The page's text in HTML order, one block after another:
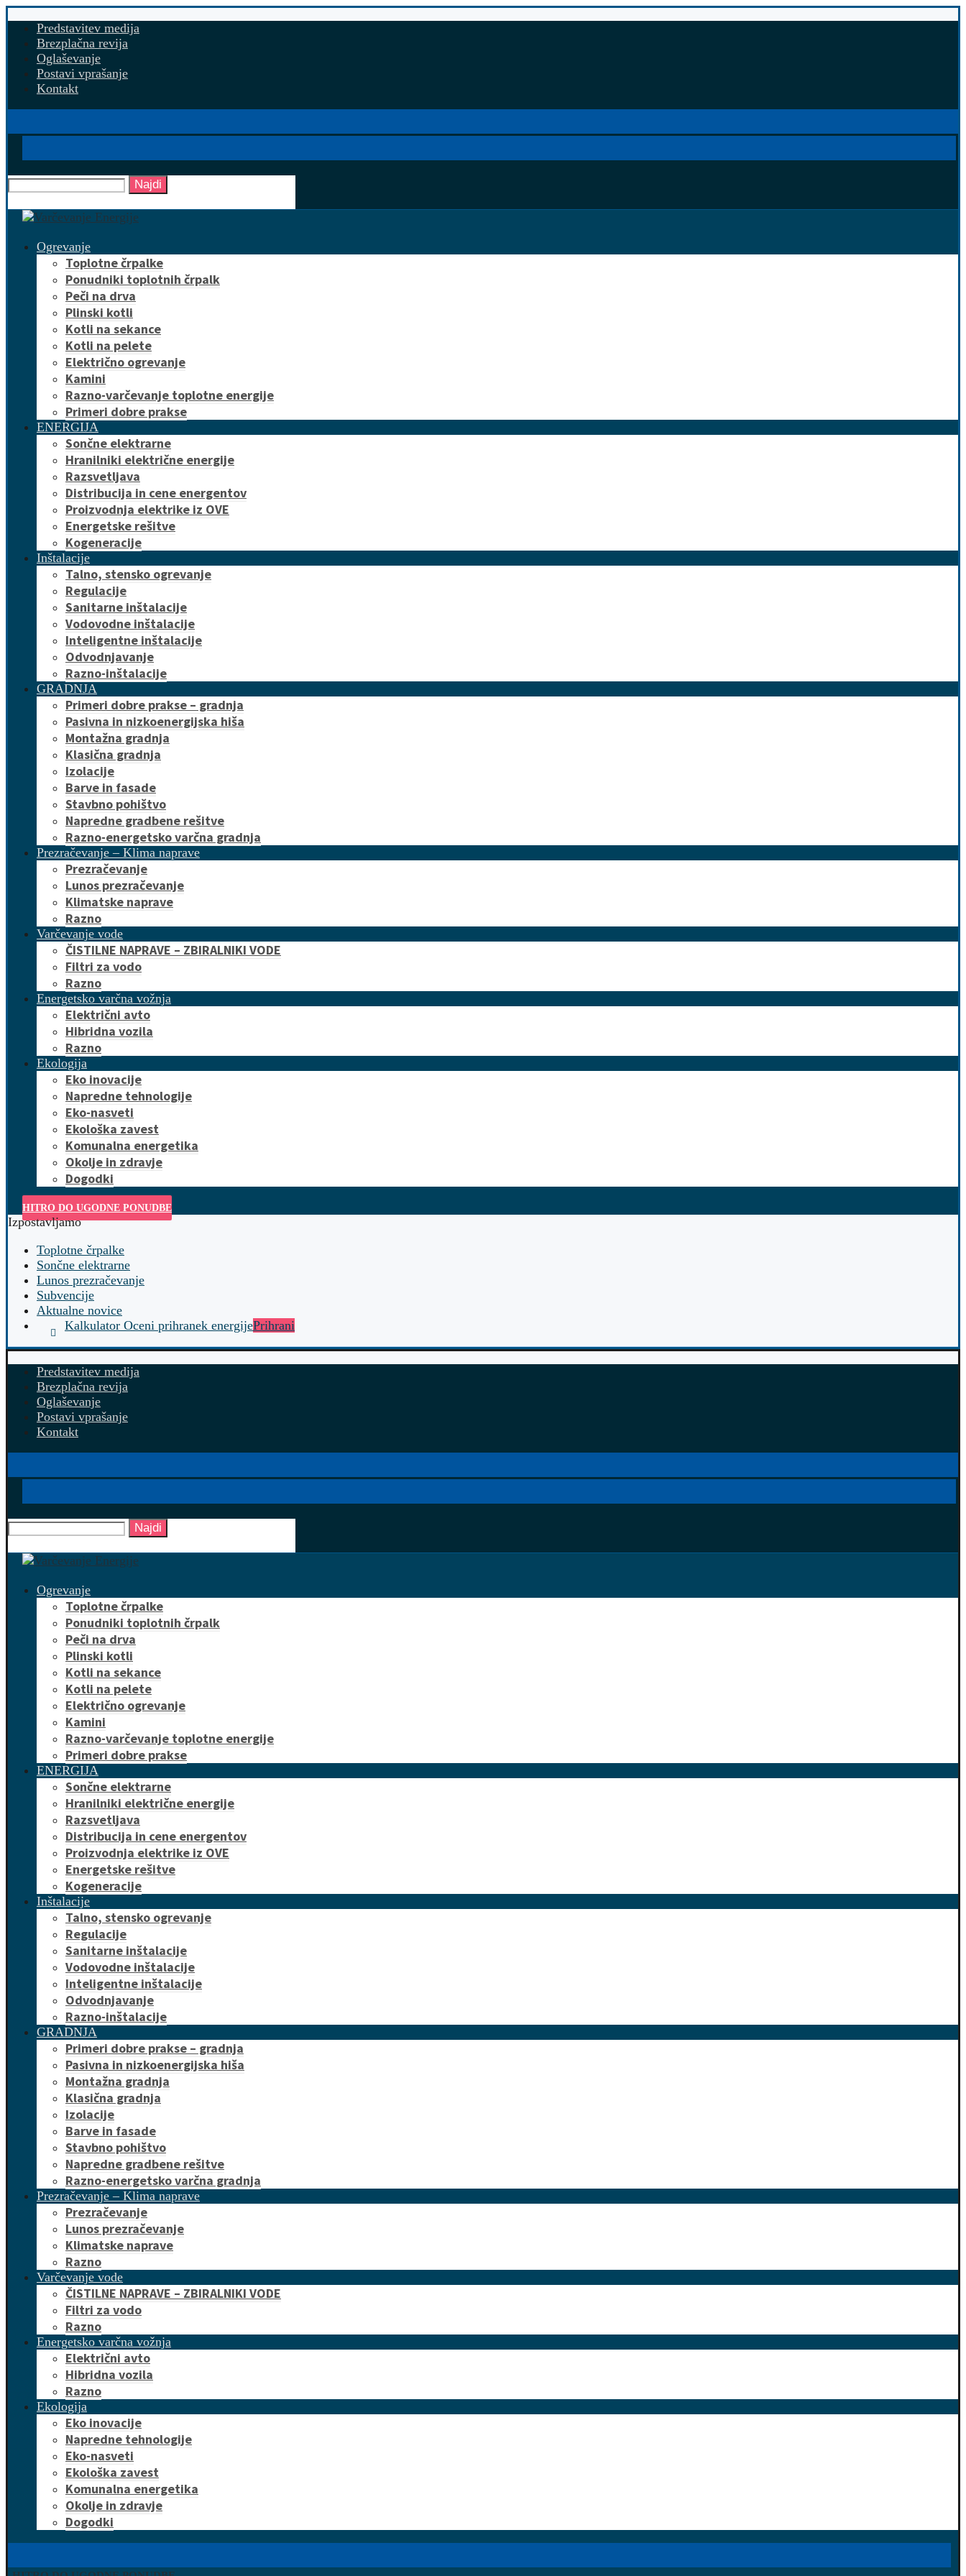
Predstavitev medija
Brezplačna revija
Oglaševanje
Postavi vprašanje
Kontakt
Najdi
Ogrevanje
Toplotne črpalke
Ponudniki toplotnih črpalk
Peči na drva
Plinski kotli
Kotli na sekance
Kotli na pelete
Električno ogrevanje
Kamini
Razno-varčevanje toplotne energije
Primeri dobre prakse
ENERGIJA
Sončne elektrarne
Hranilniki električne energije
Razsvetljava
Distribucija in cene energentov
Proizvodnja elektrike iz OVE
Energetske rešitve
Kogeneracije
Inštalacije
Talno, stensko ogrevanje
Regulacije
Sanitarne inštalacije
Vodovodne inštalacije
Inteligentne inštalacije
Odvodnjavanje
Razno-inštalacije
GRADNJA
Primeri dobre prakse – gradnja
Pasivna in nizkoenergijska hiša
Montažna gradnja
Klasična gradnja
Izolacije
Barve in fasade
Stavbno pohištvo
Napredne gradbene rešitve
Razno-energetsko varčna gradnja
Prezračevanje – Klima naprave
Prezračevanje
Lunos prezračevanje
Klimatske naprave
Razno
Varčevanje vode
ČISTILNE NAPRAVE – ZBIRALNIKI VODE
Filtri za vodo
Razno
Energetsko varčna vožnja
Električni avto
Hibridna vozila
Razno
Ekologija
Eko inovacije
Napredne tehnologije
Eko-nasveti
Ekološka zavest
Komunalna energetika
Okolje in zdravje
Dogodki
HITRO DO UGODNE PONUDBE
Izpostavljamo
Toplotne črpalke
Sončne elektrarne
Lunos prezračevanje
Subvencije
Aktualne novice
Kalkulator Oceni prihranek energijePrihrani
Predstavitev medija
Brezplačna revija
Oglaševanje
Postavi vprašanje
Kontakt
Najdi
Ogrevanje
Toplotne črpalke
Ponudniki toplotnih črpalk
Peči na drva
Plinski kotli
Kotli na sekance
Kotli na pelete
Električno ogrevanje
Kamini
Razno-varčevanje toplotne energije
Primeri dobre prakse
ENERGIJA
Sončne elektrarne
Hranilniki električne energije
Razsvetljava
Distribucija in cene energentov
Proizvodnja elektrike iz OVE
Energetske rešitve
Kogeneracije
Inštalacije
Talno, stensko ogrevanje
Regulacije
Sanitarne inštalacije
Vodovodne inštalacije
Inteligentne inštalacije
Odvodnjavanje
Razno-inštalacije
GRADNJA
Primeri dobre prakse – gradnja
Pasivna in nizkoenergijska hiša
Montažna gradnja
Klasična gradnja
Izolacije
Barve in fasade
Stavbno pohištvo
Napredne gradbene rešitve
Razno-energetsko varčna gradnja
Prezračevanje – Klima naprave
Prezračevanje
Lunos prezračevanje
Klimatske naprave
Razno
Varčevanje vode
ČISTILNE NAPRAVE – ZBIRALNIKI VODE
Filtri za vodo
Razno
Energetsko varčna vožnja
Električni avto
Hibridna vozila
Razno
Ekologija
Eko inovacije
Napredne tehnologije
Eko-nasveti
Ekološka zavest
Komunalna energetika
Okolje in zdravje
Dogodki